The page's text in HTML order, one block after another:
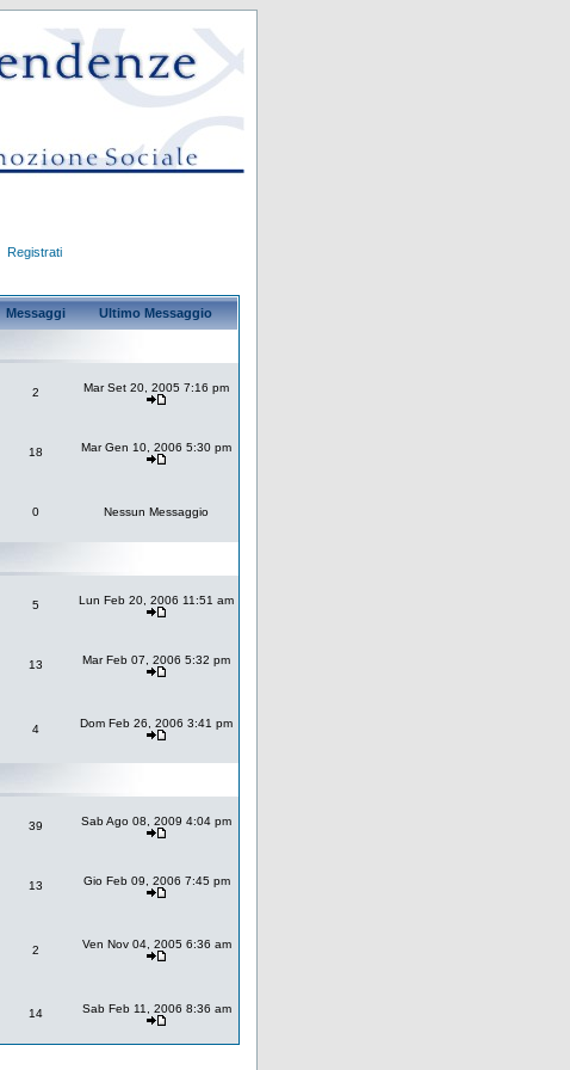
Registrati
Messaggi Ultimo Messaggio
2 Mar Set 20, 2005 7:16 pm
18 Mar Gen 10, 2006 5:30 pm
0 Nessun Messaggio
5 Lun Feb 20, 2006 11:51 am
13 Mar Feb 07, 2006 5:32 pm
4 Dom Feb 26, 2006 3:41 pm
39 Sab Ago 08, 2009 4:04 pm
13 Gio Feb 09, 2006 7:45 pm
2 Ven Nov 04, 2005 6:36 am
14 Sab Feb 11, 2006 8:36 am